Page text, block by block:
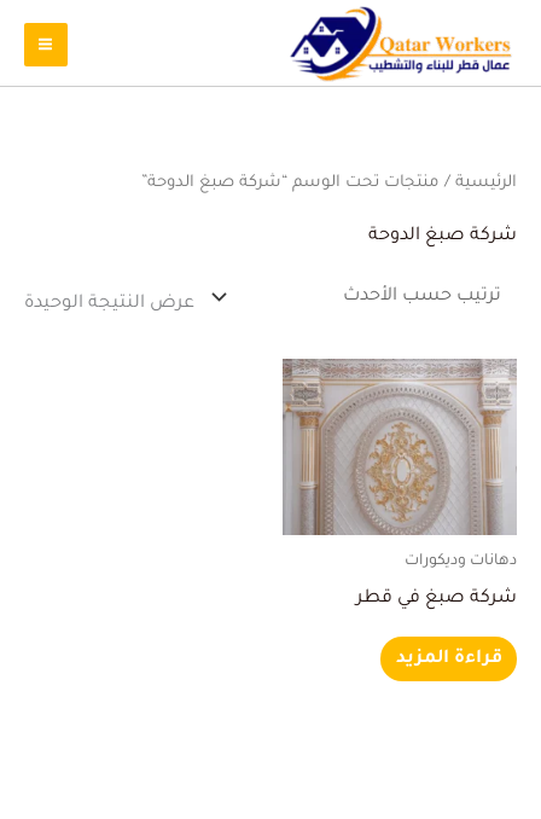
الرئيسية / منتجات تحت الوسم “شركة صبغ الدوحة”
شركة صبغ الدوحة
عرض النتيجة الوحيدة
دهانات وديكورات
شركة صبغ في قطر
قراءة المزيد